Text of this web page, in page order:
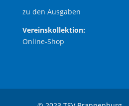
zu den Ausgaben
Vereinskollektion:
Online-Shop